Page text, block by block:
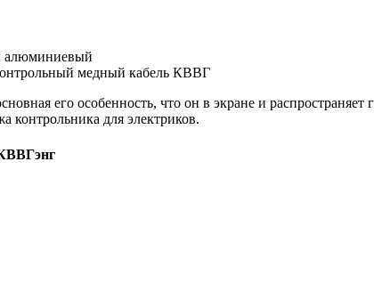
алюминиевый
его особенность, что он в экране и
контрольника для электриков.